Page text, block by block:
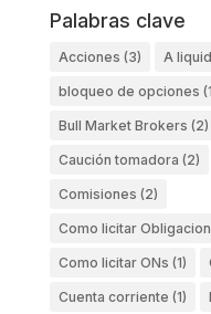
Palabras clave
Acciones (3) A
bloqueo de opciones
Bull Market Brokers (2)
Caución tomadora (2)
Comisiones (2)
Como licitar
Como licitar ONs (1)
Cuenta corriente (1)